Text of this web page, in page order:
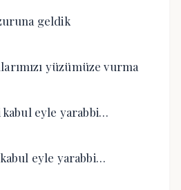
geldik
yüzümüze vurma
eyle yarabbi…
eyle yarabbi…